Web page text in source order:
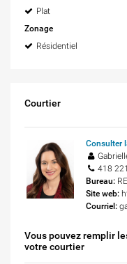
Plat
Zonage
Résidentiel
Courtier
Consulter
418
Bureau:
Site web:
Courriel:
Vous pouvez remplir
votre courtier